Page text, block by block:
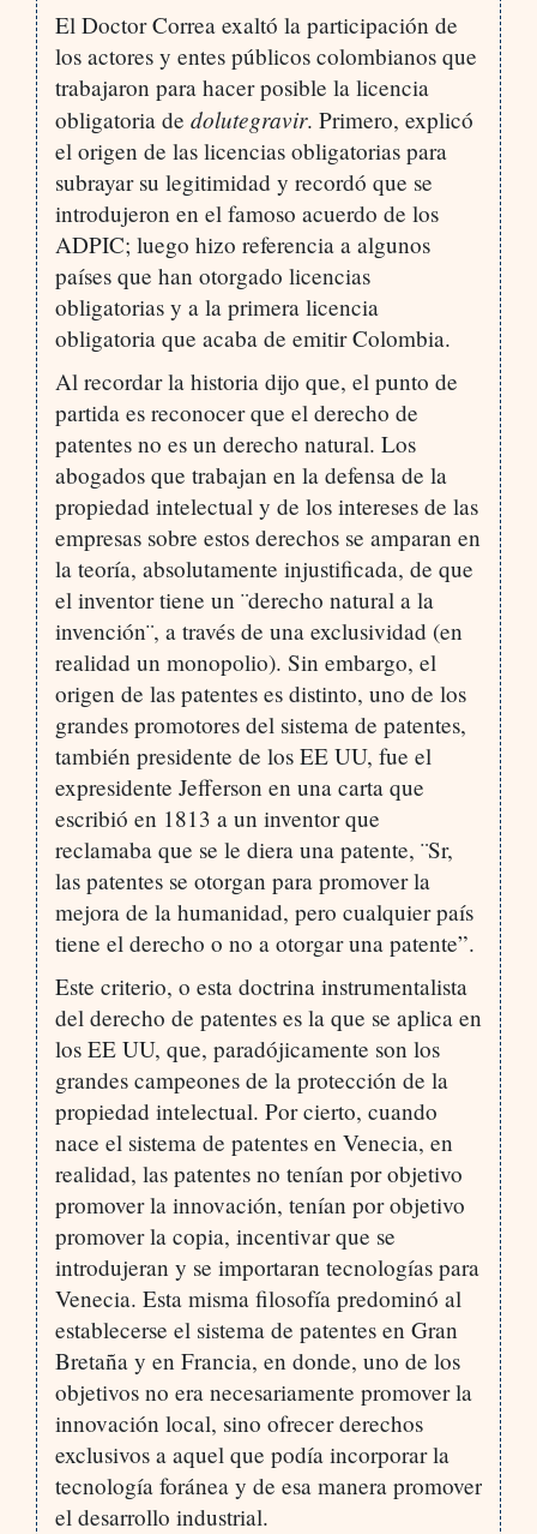
El Doctor Correa exaltó la participación de
los actores y entes públicos colombianos que
trabajaron para hacer posible la licencia
obligatoria de dolutegravir. Primero, explicó
el origen de las licencias obligatorias para
subrayar su legitimidad y recordó que se
introdujeron en el famoso acuerdo de los
ADPIC; luego hizo referencia a algunos
países que han otorgado licencias
obligatorias y a la primera licencia
obligatoria que acaba de emitir Colombia.
Al recordar la historia dijo que, el punto de
partida es reconocer que el derecho de
patentes no es un derecho natural. Los
abogados que trabajan en la defensa de la
propiedad intelectual y de los intereses de las
empresas sobre estos derechos se amparan en
la teoría, absolutamente injustificada, de que
el inventor tiene un ¨derecho natural a la
invención¨, a través de una exclusividad (en
realidad un monopolio). Sin embargo, el
origen de las patentes es distinto, uno de los
grandes promotores del sistema de patentes,
también presidente de los EE UU, fue el
expresidente Jefferson en una carta que
escribió en 1813 a un inventor que
reclamaba que se le diera una patente, ¨Sr,
las patentes se otorgan para promover la
mejora de la humanidad, pero cualquier país
tiene el derecho o no a otorgar una patente”.
Este criterio, o esta doctrina instrumentalista
del derecho de patentes es la que se aplica en
los EE UU, que, paradójicamente son los
grandes campeones de la protección de la
propiedad intelectual. Por cierto, cuando
nace el sistema de patentes en Venecia, en
realidad, las patentes no tenían por objetivo
promover la innovación, tenían por objetivo
promover la copia, incentivar que se
introdujeran y se importaran tecnologías para
Venecia. Esta misma filosofía predominó al
establecerse el sistema de patentes en Gran
Bretaña y en Francia, en donde, uno de los
objetivos no era necesariamente promover la
innovación local, sino ofrecer derechos
exclusivos a aquel que podía incorporar la
tecnología foránea y de esa manera promover
el desarrollo industrial.